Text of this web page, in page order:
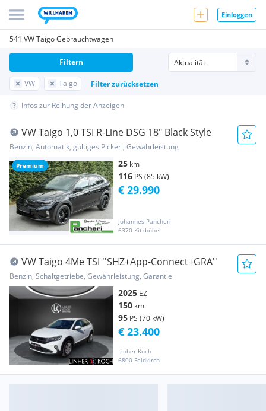
Einloggen
541 VW Taigo Gebrauchtwagen
VW Taigo Filter zurücksetzen
Filtern
Infos zur Reihung der Anzeigen
Premium
VW Taigo 1,0 TSI R-Line DSG 18" Black Style
Benzin, Automatik, gültiges Pickerl, Gewährleistung
25 km
116 PS (85 kW)
Johannes Pancheri
6370 Kitzbühel
€ 29.990
VW Taigo 4Me TSI ''SHZ+App-Connect+GRA''
Benzin, Schaltgetriebe, Gewährleistung, Garantie
2025 EZ
150 km
95 PS (70 kW)
Linher Koch
6800 Feldkirch
€ 23.400